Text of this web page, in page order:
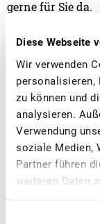
Diese Webseite
Wir verwenden
personalisieren,
zu können und
analysieren.
Verwendung
soziale Medien,
Partner führen
weiteren Daten
gerne für Sie da.
Chantale